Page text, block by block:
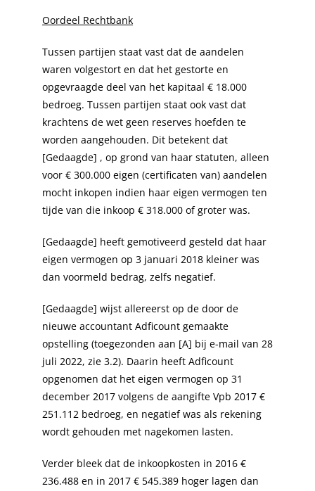
Oordeel Rechtbank
Tussen partijen staat vast dat de aandelen
waren volgestort en dat het gestorte en
opgevraagde deel van het kapitaal € 18.000
bedroeg. Tussen partijen staat ook vast dat
krachtens de wet geen reserves hoefden te
worden aangehouden. Dit betekent dat
[Gedaagde] , op grond van haar statuten, alleen
voor € 300.000 eigen (certificaten van) aandelen
mocht inkopen indien haar eigen vermogen ten
tijde van die inkoop € 318.000 of groter was.
[Gedaagde] heeft gemotiveerd gesteld dat haar
eigen vermogen op 3 januari 2018 kleiner was
dan voormeld bedrag, zelfs negatief.
[Gedaagde] wijst allereerst op de door de
nieuwe accountant Adficount gemaakte
opstelling (toegezonden aan [A] bij e-mail van 28
juli 2022, zie 3.2). Daarin heeft Adficount
opgenomen dat het eigen vermogen op 31
december 2017 volgens de aangifte Vpb 2017 €
251.112 bedroeg, en negatief was als rekening
wordt gehouden met nagekomen lasten.
Verder bleek dat de inkoopkosten in 2016 €
236.488 en in 2017 € 545.389 hoger lagen dan